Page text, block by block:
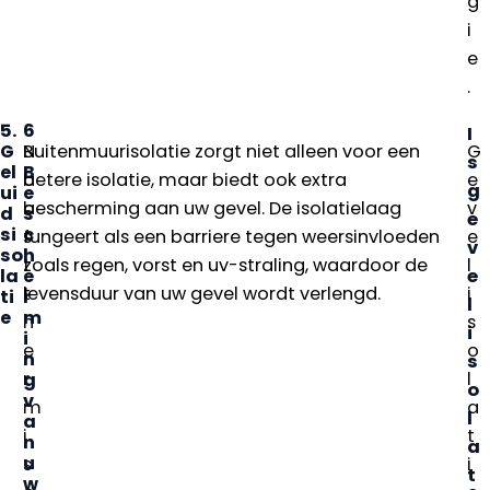
i
e
.
5.
G
el
ui
d
si
so
la
ti
e
N
a
a
s
t
t
h
e
r
m
i
s
6
.
B
e
s
c
h
e
r
m
i
n
g
v
a
n
u
w
Buitenmuurisolatie zorgt niet alleen voor een
betere isolatie, maar biedt ook extra
bescherming aan uw gevel. De isolatielaag
fungeert als een barriere tegen weersinvloeden
zoals regen, vorst en uv-straling, waardoor de
levensduur van uw gevel wordt verlengd.
I
s
g
e
v
e
l
i
s
o
l
a
t
G
e
v
e
l
i
s
o
l
a
t
i